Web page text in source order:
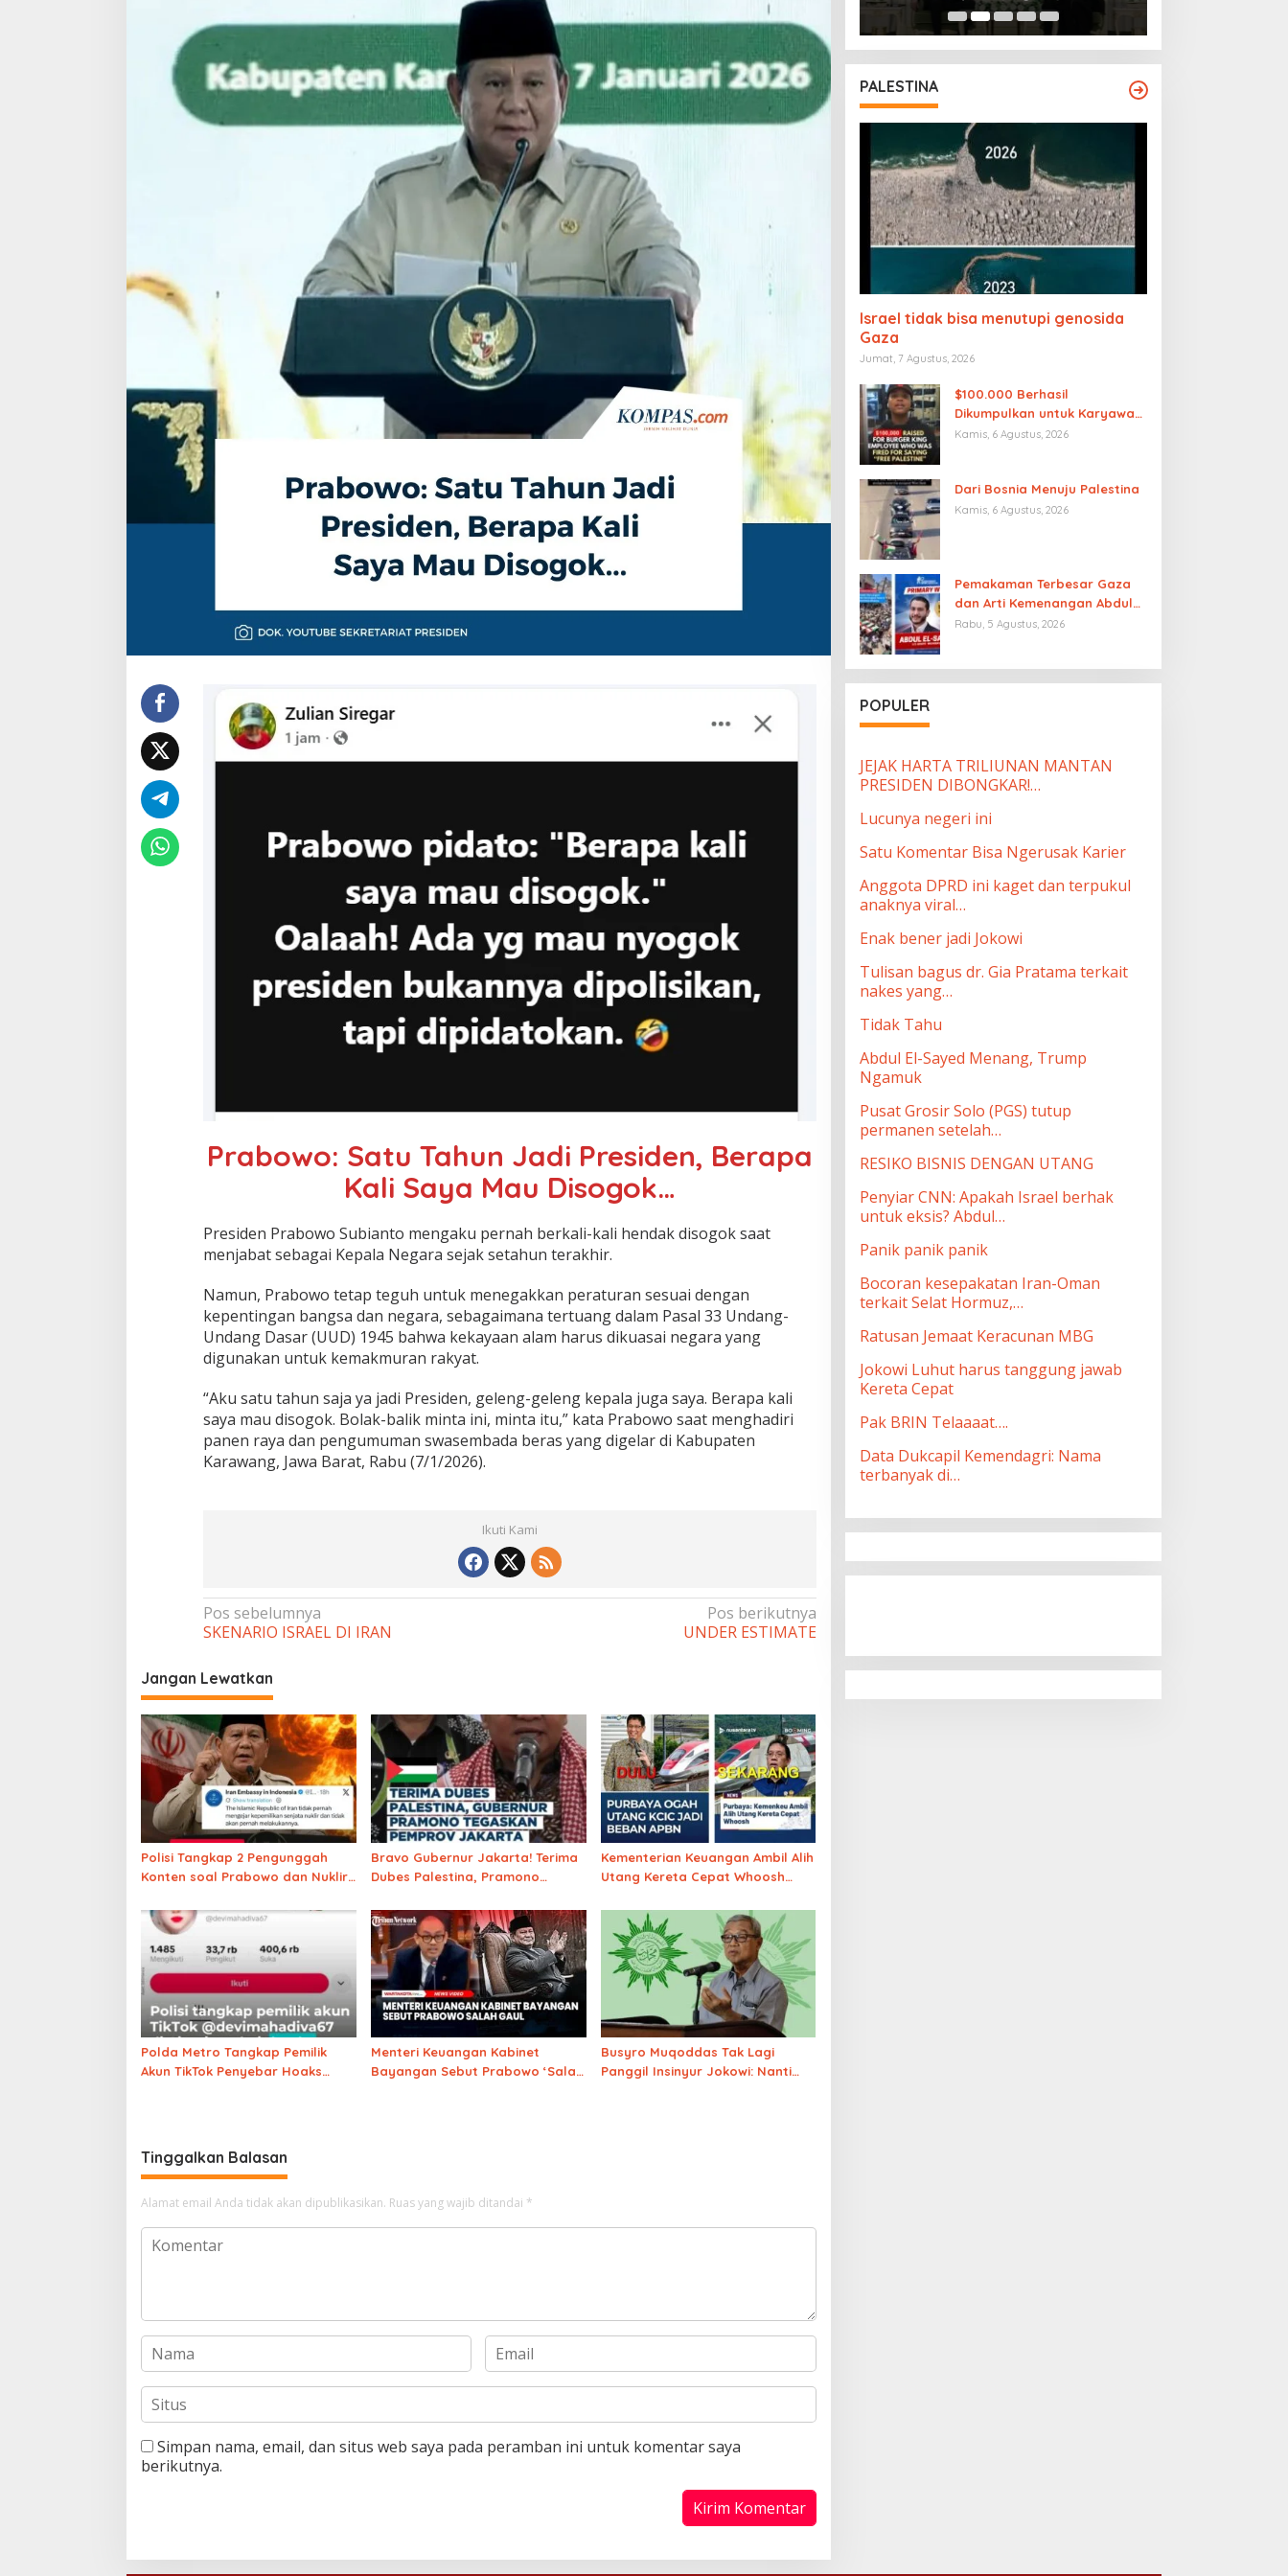
Prabowo: Satu Tahun Jadi Presiden, Berapa
Kali Saya Mau Disogok…
Presiden Prabowo Subianto mengaku pernah berkali-kali hendak disogok saat
menjabat sebagai Kepala Negara sejak setahun terakhir.
Namun, Prabowo tetap teguh untuk menegakkan peraturan sesuai dengan
kepentingan bangsa dan negara, sebagaimana tertuang dalam Pasal 33 Undang-
Undang Dasar (UUD) 1945 bahwa kekayaan alam harus dikuasai negara yang
digunakan untuk kemakmuran rakyat.
“Aku satu tahun saja ya jadi Presiden, geleng-geleng kepala juga saya. Berapa kali
saya mau disogok. Bolak-balik minta ini, minta itu,” kata Prabowo saat menghadiri
panen raya dan pengumuman swasembada beras yang digelar di Kabupaten
Karawang, Jawa Barat, Rabu (7/1/2026).
Ikuti Kami
Navigasi
pos
Pos sebelumnya
SKENARIO ISRAEL DI IRAN
Pos berikutnya
UNDER ESTIMATE
Jangan Lewatkan
Polisi Tangkap 2 Pengunggah
Konten soal Prabowo dan Nuklir
Bravo Gubernur Jakarta! Terima
Dubes Palestina, Pramono
Perjuangan Palestina
Kementerian Keuangan Ambil Alih
Utang Kereta Cepat Whoosh
Polda Metro Tangkap Pemilik
Akun TikTok Penyebar Hoaks
Menteri Keuangan Kabinet
Bayangan Sebut Prabowo ‘Salah
Busyro Muqoddas Tak Lagi
Panggil Insinyur Jokowi: Nanti
Tinggalkan Balasan
Alamat email Anda tidak akan dipublikasikan. Ruas yang wajib ditandai *
Simpan nama, email, dan situs web saya pada peramban ini untuk komentar saya
berikutnya.
PALESTINA
Israel tidak bisa menutupi genosida
Gaza
Jumat, 7 Agustus, 2026
$100.000 Berhasil
Dikumpulkan untuk Karyawan
Burger King yang Dipecat
Kamis, 6 Agustus, 2026
Dari Bosnia Menuju Palestina
Kamis, 6 Agustus, 2026
Pemakaman Terbesar Gaza
dan Arti Kemenangan Abdul
El-Sayed
Rabu, 5 Agustus, 2026
POPULER
JEJAK HARTA TRILIUNAN MANTAN
PRESIDEN DIBONGKAR!…
Lucunya negeri ini
Satu Komentar Bisa Ngerusak Karier
Anggota DPRD ini kaget dan terpukul
anaknya viral…
Enak bener jadi Jokowi
Tulisan bagus dr. Gia Pratama terkait
nakes yang…
Tidak Tahu
Abdul El-Sayed Menang, Trump
Ngamuk
Pusat Grosir Solo (PGS) tutup
permanen setelah…
RESIKO BISNIS DENGAN UTANG
Penyiar CNN: Apakah Israel berhak
untuk eksis? Abdul…
Panik panik panik
Bocoran kesepakatan Iran-Oman
terkait Selat Hormuz,…
Ratusan Jemaat Keracunan MBG
Jokowi Luhut harus tanggung jawab
Kereta Cepat
Pak BRIN Telaaaat….
Data Dukcapil Kemendagri: Nama
terbanyak di…